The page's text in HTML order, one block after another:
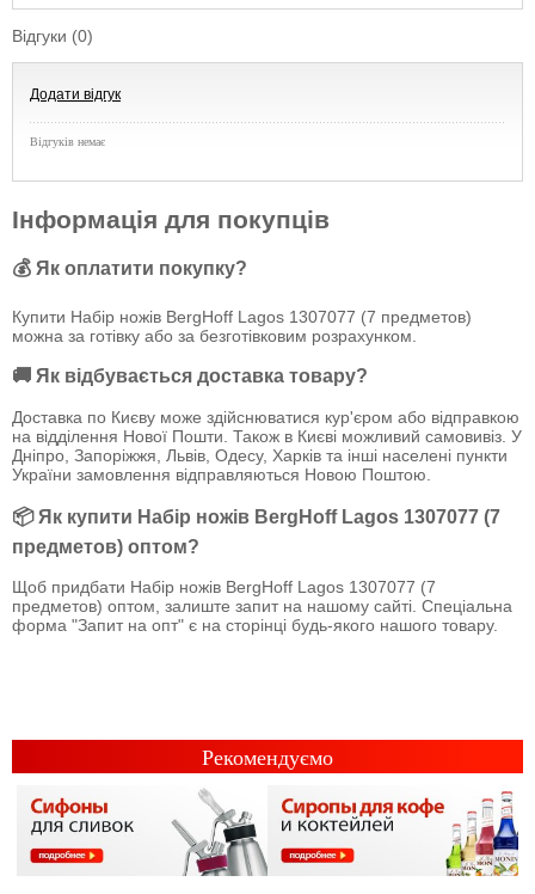
Відгуки (0)
Додати відгук
Відгуків немає
Інформація для покупців
💰 Як оплатити покупку?
Купити Набір ножів BergHoff Lagos 1307077 (7 предметов)
можна за готівку або за безготівковим розрахунком.
🚚 Як відбувається доставка товару?
Доставка по Києву може здійснюватися кур'єром або відправкою
на відділення Нової Пошти. Також в Києві можливий самовивіз. У
Дніпро, Запоріжжя, Львів, Одесу, Харків та інші населені пункти
України замовлення відправляються Новою Поштою.
📦 Як купити Набір ножів BergHoff Lagos 1307077 (7
предметов) оптом?
Щоб придбати Набір ножів BergHoff Lagos 1307077 (7
предметов) оптом, залиште запит на нашому сайті. Спеціальна
форма "Запит на опт" є на сторінці будь-якого нашого товару.
Рекомендуємо